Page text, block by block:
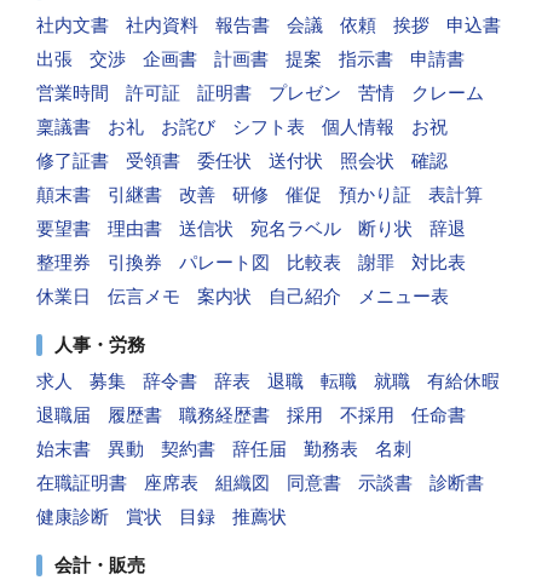
社内文書
社内資料 報告書 会議 依頼 挨拶
申込書
出張
交渉 企画書 計画書 提案 指示書
申請書
営業時間
許可証 証明書 プレゼン 苦情
クレーム
稟議書
お礼 お詫び シフト表 個人情報
お祝
修了証書
受領書 委任状 送付状 照会状
確認
顛末書
引継書 改善 研修 催促 預かり証
表計算
要望書
理由書 送信状 宛名ラベル 断り状
辞退
整理券
引換券 パレート図 比較表 謝罪
対比表
休業日
伝言メモ 案内状 自己紹介 メニュー表
人事・労務
求人
募集 辞令書 辞表 退職 転職 就職
有給休暇
退職届
履歴書 職務経歴書 採用 不採用
任命書
始末書
異動 契約書 辞任届 勤務表
名刺
在職証明書
座席表 組織図 同意書 示談書
診断書
健康診断
賞状 目録 推薦状
会計・販売